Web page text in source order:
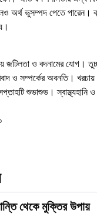
অর্থ ভুসম্পদ পেতে পারেন।
জটিলতা ও বদনামের যোগ।
ও সম্পর্কের অবনতি। খরচায়
সপ্তাহটি শুভাশুভ।
থেকে মুক্তির উপায়